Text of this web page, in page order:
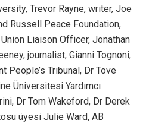
Trevor Rayne, writer, Joe
Russell Peace Foundation,
Liaison Officer, Jonathan
journalist, Gianni Tognoni,
People’s Tribunal, Dr Tove
Üniversitesi Yardımcı
Dr Tom Wakeford, Dr Derek
üyesi Julie Ward, AB